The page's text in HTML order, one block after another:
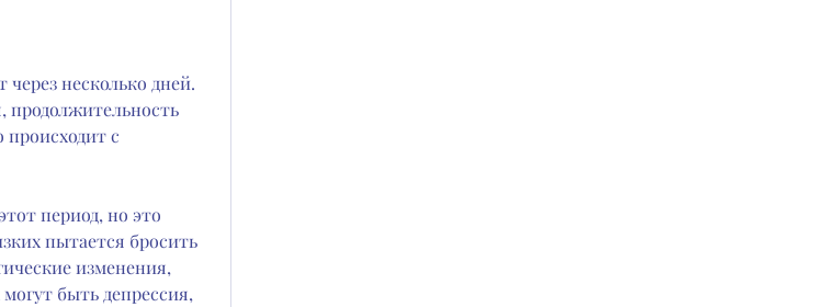
несколько дней.
продолжительность
происходит с
период, но это
пытается бросить
изменения,
быть депрессия,